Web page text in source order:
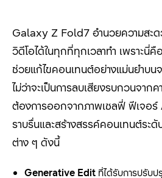
Galaxy Z Fold7 อำนวยความสะ
วิดีโอได้ในทุกที่ทุกเวลาทำ เพราะ
ช่วยแก้ไขคอนเทนต์อย่างแม่นยำบ
ไม่ว่าจะเป็นการลบเสียงรบกวนจาก
ต้องการออกจากภาพเซลฟี่ ฟีเจอร์
ราบรื่นและสร้างสรรค์คอนเทนต์ระ
ต่าง ๆ ดังนี้
Generative Edit ที่ได้รับการปรับป